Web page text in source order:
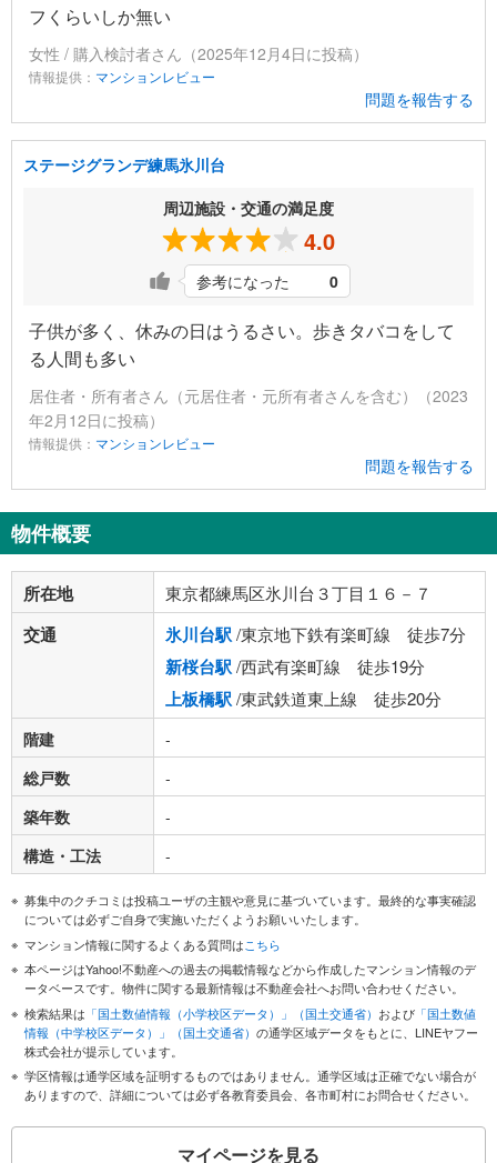
フくらいしか無い
女性 / 購入検討者さん（2025年12月4日に投稿）
情報提供： マンションレビュー
問題を報告する
ステージグランデ練馬氷川台
周辺施設・交通の満足度
4.0
参考になった 0
子供が多く、休みの日はうるさい。歩きタバコをして
る人間も多い
居住者・所有者さん（元居住者・元所有者さんを含む）（2023
年2月12日に投稿）
情報提供： マンションレビュー
問題を報告する
物件概要
所在地 東京都練馬区氷川台３丁目１６－７
交通 氷川台駅/東京地下鉄有楽町線 徒歩7分
新桜台駅/西武有楽町線 徒歩19分
上板橋駅/東武鉄道東上線 徒歩20分
階建
-
総戸数
-
築年数
-
構造・工法
-
募集中のクチコミは投稿ユーザの主観や意見に基づいています。最終的な事実確認
については必ずご自身で実施いただくようお願いいたします。
マンション情報に関するよくある質問はこちら
本ページはYahoo!不動産への過去の掲載情報などから作成したマンション情報のデ
ータベースです。物件に関する最新情報は不動産会社へお問い合わせください。
検索結果は 「国土数値情報（小学校区データ）」（国土交通省） および 「国土数値
情報（中学校区データ）」（国土交通省） の通学区域データをもとに、LINEヤフー
株式会社が提示しています。
学区情報は通学区域を証明するものではありません。通学区域は正確でない場合が
ありますので、詳細については必ず各教育委員会、各市町村にお問合せください。
マイページを見る